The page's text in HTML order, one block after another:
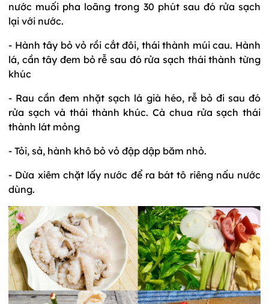
nước muối pha loãng trong 30 phút sau đó rửa sạch
lại với nước.
- Hành tây bỏ vỏ rồi cắt đôi, thái thành múi cau. Hành
lá, cần tây đem bỏ rễ sau đó rửa sạch thái thành từng
khúc
- Rau cần đem nhặt sạch lá già héo, rễ bỏ đi sau đó
rửa sạch và thái thành khúc. Cà chua rửa sạch thái
thành lát mỏng
- Tỏi, sả, hành khô bỏ vỏ đập dập băm nhỏ.
- Dừa xiêm chặt lấy nước để ra bát tô riêng nấu nước
dùng.